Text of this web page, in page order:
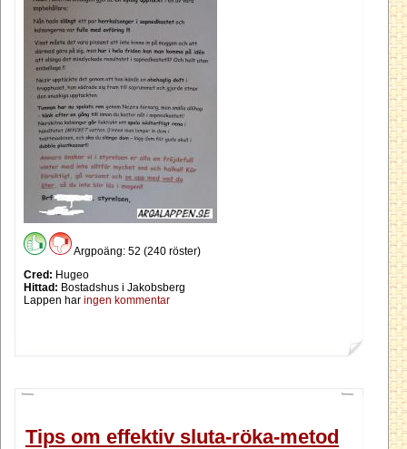
Argpoäng: 52 (240 röster)
Cred: Hugeo
Hittad: Bostadshus i Jakobsberg
Lappen har ingen kommentar
Tips om effektiv sluta-röka-metod